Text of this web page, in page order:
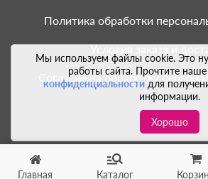
Главная Каталог
Мы используем файлы cookie. Это
работы сайта. Прочтите наше
конфиденциальностидля
информации.
Хорошо
Политика обработки
Условия заказа и
Согласие на обработку